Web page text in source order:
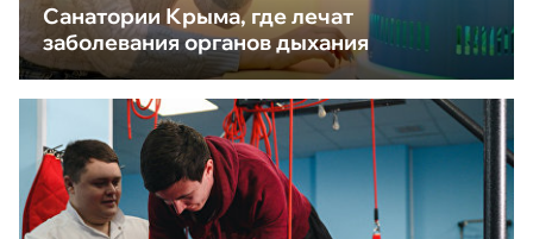
Санатории Крыма, где лечат
заболевания органов дыхания